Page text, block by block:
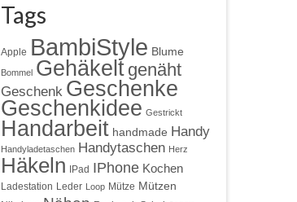
Tags
Apple BambiStyle Blume
Bommel Gehäkelt genäht
Geschenk Geschenke
Geschenkidee Gestrickt
Handarbeit handmade Handy
Handyladetaschen Handytaschen Herz
Häkeln IPad IPhone Kochen
Ladestation Leder Loop Mütze Mützen